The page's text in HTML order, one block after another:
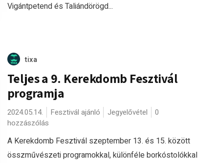
Vigántpetend és Taliándörögd...
tixa
Teljes a 9. Kerekdomb Fesztivál
programja
2024.05.14. Fesztivál ajánló Jegyelővétel
0
hozzászólás
A Kerekdomb Fesztivál szeptember 13. és 15. között
összművészeti programokkal, különféle borkóstolókkal